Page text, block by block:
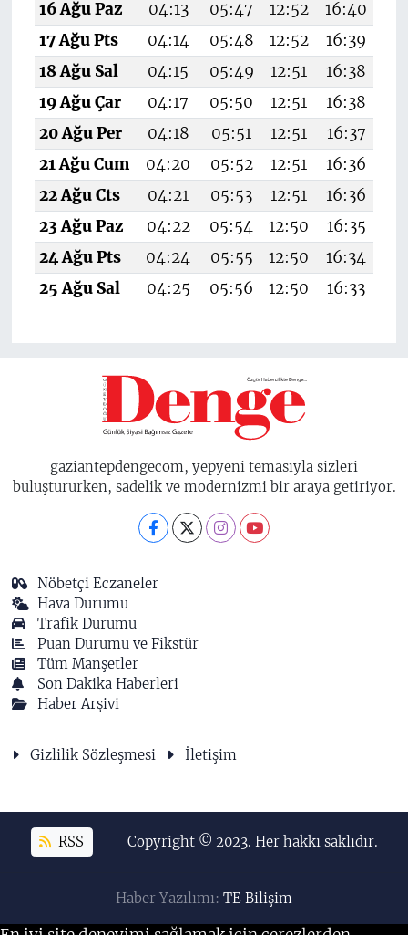
16 Ağu Paz
04:13 05:47 12:52 16:40
17 Ağu Pts
04:14 05:48 12:52 16:39
18 Ağu Sal
04:15 05:49 12:51 16:38
19 Ağu Çar
04:17 05:50 12:51 16:38
20 Ağu Per
04:18 05:51 12:51 16:37
21 Ağu Cum
04:20 05:52 12:51 16:36
22 Ağu Cts
04:21 05:53 12:51 16:36
23 Ağu Paz
04:22 05:54 12:50 16:35
24 Ağu Pts
04:24 05:55 12:50 16:34
25 Ağu Sal
04:25 05:56 12:50 16:33
gaziantepdengecom, yepyeni temasıyla sizleri
buluştururken, sadelik ve modernizmi bir araya getiriyor.
Nöbetçi Eczaneler
Hava Durumu
Trafik Durumu
Puan Durumu ve Fikstür
Tüm Manşetler
Son Dakika Haberleri
Haber Arşivi
Gizlilik Sözleşmesi İletişim
RSS Copyright © 2023. Her hakkı saklıdır.
Haber Yazılımı: TE Bilişim